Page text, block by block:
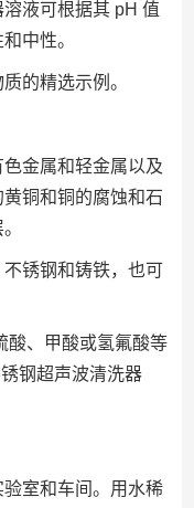
液可根据其 pH 值
中性。
的精选示例。
金属和轻金属以及
铜和铜的腐蚀和石
锈钢和铸铁，也可
酸、甲酸或氢氟酸等
钢超声波清洗器
室和车间。用水稀